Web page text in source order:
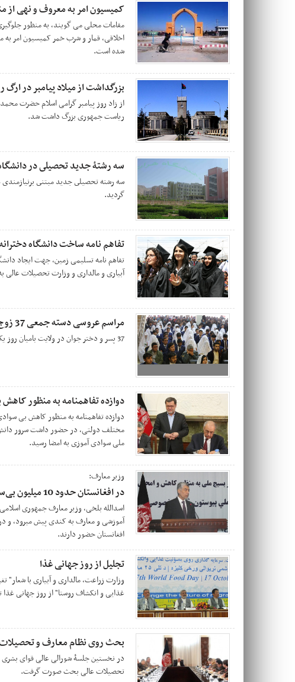
کمیسیون امر به معروف و نهی از
مقامات محلی می گویند، به منظور
اخلاقی، قمار و شرب خمر کمیسیون امر به
شده است.
بزرگداشت از میلاد پیامبر در
از زاد روز پیامبر گرامی اسلام حضرت
ریاست جمهوری بزرگ داشت شد.
سه رشتۀ جديد تحصيلى در
سه رشته تحصيلى جديد مبتنى برنيازمندى
گرديد.
تفاهم نامه ساخت دانشگاه
تفاهم نامه تسلیمی زمین، جهت ایجاد
آبیاری و مالداری و وزارت تحصیلات عالی
مراسم عروسی دسته جمعی 37 زوج جوان در بامیان
37 پسر و دختر جوان در ولایت بامیان روز یکشنبه جشن عروسی شان را باهم برگذارکردند.
دوازده تفاهمنامه به منظور
دوازده تفاهمنامه به منظور کاهش بی
مختلف دولتی، در حضور داشت سرور
ملی سوادی آموزی به امضا رسید.
وزیر معارف:
در افغانستان حدود 10 میلیون بی‌سواد حضور دارند
اسدالله بلخی، وزیر معارف جمهوری
افغانستان حضور دارند.
تجلیل از روز جهانی غذا
وزارت زراعت، مالداری و آبیاری با
غذایی و انکشاف روستا" از روز جهانی غذا
بحث روی نظام معارف و
در نخستین جلسۀ شورالی عالی قوای
تحصیلات عالی بحث صورت گرفت.